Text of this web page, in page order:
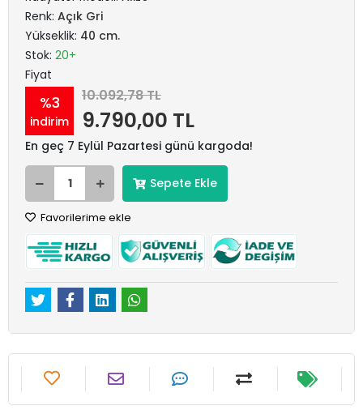
Renk: Açık Gri
Yükseklik: 40 cm.
Stok: 20+
Fiyat
%3
indirim
10.092,78 TL
9.790,00 TL
En geç 7 Eylül Pazartesi günü kargoda!
Sepete Ekle
Favorilerime ekle